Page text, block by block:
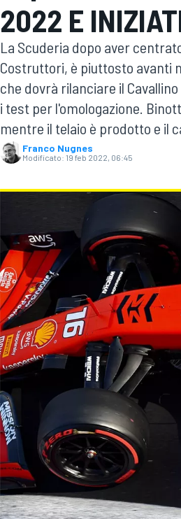
MOTOGP WEC
2022 E
La Scuderia dopo aver
Costruttori, è piuttosto avanti
che dovrà rilanciare il
i test per l'omologazione.
mentre il telaio è prodotto e il
Franco Nugnes
Modificato: 19 feb 2022, 06:45